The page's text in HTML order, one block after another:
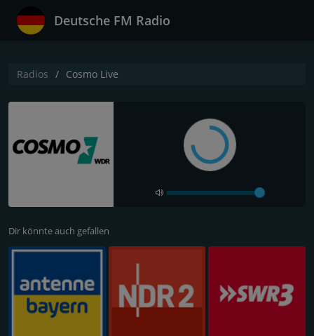
Deutsche FM Radio
Radios Cosmo Live
Dir könnte auch gefallen